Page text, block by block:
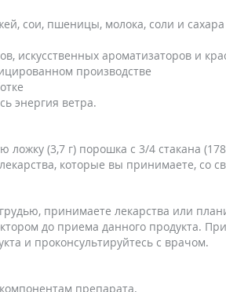
сои, пшеницы, молока, соли и сахара
искусственных ароматизаторов и
производстве
энергия ветра.
ложку (3,7 г) порошка с 3/4 стакана
которые вы принимаете, со
принимаете лекарства или
до приема данного продукта.
и проконсультируйтесь с врачом.
препарата.